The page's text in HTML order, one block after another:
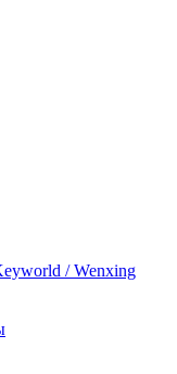
/ Wenxing